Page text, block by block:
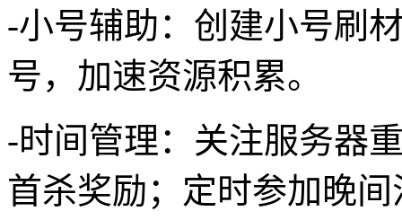
-小号辅助：创建小号刷
号，加速资源积累。
-时间管理：关注服务器
首杀奖励；定时参加晚